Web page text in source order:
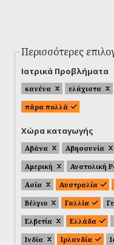
Περισσότερες
Ιατρικά Προβλήματα
κανένα ελάχιστα
πάρα πολλά
Χώρα καταγωγής
Αβάνα Αβησσυνία
Αμερική
Ανατολική
Ασία
Αυστραλία
Βέλγιο
Γαλλία
Ελβετία
Ελλάδα
Ινδία
Ιρλανδία